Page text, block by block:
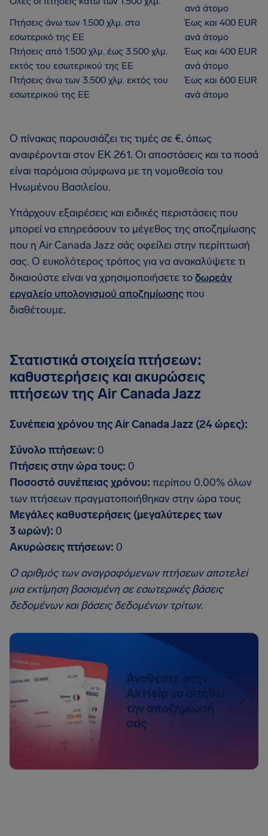
ανά άτομο
Πτήσεις άνω των 1.500 χλμ. στο
εσωτερικό της ΕΕ
Έως και 400 EUR
ανά άτομο
Πτήσεις από 1.500 χλμ. έως 3.500 χλμ.
εκτός του εσωτερικού της ΕΕ
Έως και 400 EUR
ανά άτομο
Πτήσεις άνω των 3.500 χλμ. εκτός του
εσωτερικού της ΕΕ
Έως και 600 EUR
ανά άτομο
Ο πίνακας παρουσιάζει τις τιμές σε €, όπως
αναφέρονται στον ΕΚ 261. Οι αποστάσεις και τα ποσά
είναι παρόμοια σύμφωνα με τη νομοθεσία του
Ηνωμένου Βασιλείου.
Υπάρχουν εξαιρέσεις και ειδικές περιστάσεις που
μπορεί να επηρεάσουν το μέγεθος της αποζημίωσης
που η Air Canada Jazz σάς οφείλει στην περίπτωσή
σας. Ο ευκολότερος τρόπος για να ανακαλύψετε τι
δικαιούστε είναι να χρησιμοποιήσετε τοδωρεάν
εργαλείο υπολογισμού αποζημίωσηςπου
διαθέτουμε.
Στατιστικά στοιχεία πτήσεων:
καθυστερήσεις και ακυρώσεις
πτήσεων της Air Canada Jazz
Συνέπεια χρόνου της Air Canada Jazz (24 ώρες):
Σύνολο πτήσεων: 0
Πτήσεις στην ώρα τους: 0
Ποσοστό συνέπειας χρόνου: περίπου 0.00% όλων
των πτήσεων πραγματοποιήθηκαν στην ώρα τους
Μεγάλες καθυστερήσεις (μεγαλύτερες των
3 ωρών): 0
Ακυρώσεις πτήσεων: 0
Ο αριθμός των αναγραφόμενων πτήσεων αποτελεί
μια εκτίμηση βασισμένη σε εσωτερικές βάσεις
δεδομένων και βάσεις δεδομένων τρίτων.
Αναθέστε στην
AirHelp να αιτηθεί
την αποζημίωσή
σας